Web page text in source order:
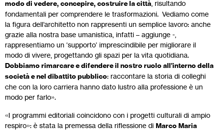
modo di vedere, concepire, costruire la città , risultando
fondamentali per comprendere le trasformazioni. Vediamo come
la figura dell’architetto non rappresenti un semplice lavoro: anche
grazie alla nostra base umanistica, infatti – aggiunge -,
rappresentiamo un ‘supporto’ imprescindibile per migliorare il
modo di vivere, progettando gli spazi per la vita quotidiana.
Dobbiamo rimarcare e difendere il nostro ruolo all’interno della
società e nel dibattito pubblico: raccontare la storia di colleghi
che con la loro carriera hanno dato lustro alla professione è un
modo per farlo».
«I programmi editoriali coincidono con i progetti culturali di ampio
respiro»: è stata la premessa della riflessione di Marco Maria